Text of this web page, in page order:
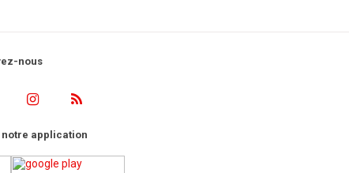
nous
application